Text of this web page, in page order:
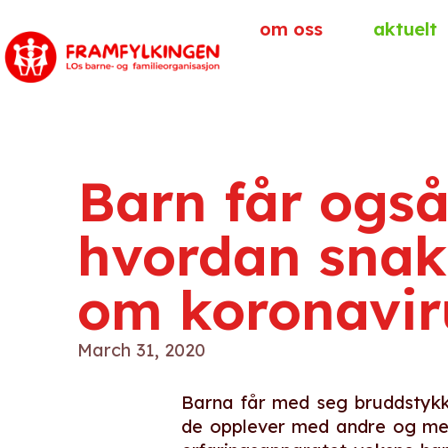
om oss aktuelt
Barn får
hvordan
om
March 31, 2020
Barna får med seg
de opplever med andre og